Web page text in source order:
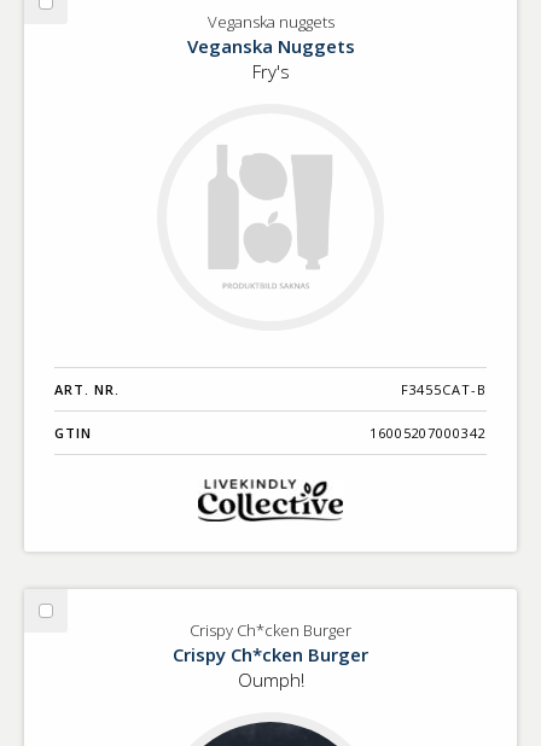
Välj
Veganska nuggets
Veganska Nuggets
Fry's
ART. NR. F3455CAT-B
GTIN 16005207000342
Välj
Crispy Ch*cken Burger
Crispy Ch*cken Burger
Oumph!